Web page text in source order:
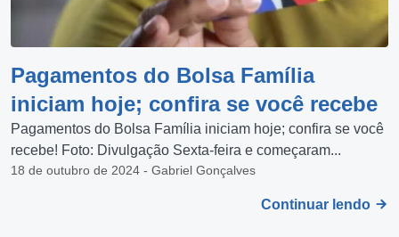
Pagamentos do Bolsa Família
iniciam hoje; confira se você recebe
Pagamentos do Bolsa Família iniciam hoje; confira se você
recebe! Foto: Divulgação Sexta-feira e começaram...
18 de outubro de 2024 - Gabriel Gonçalves
Continuar lendo